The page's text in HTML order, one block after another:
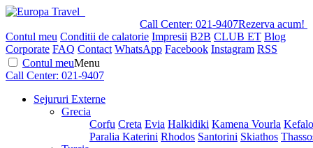
Call Center: 021-9407Rezerva acum!
Contul meu Conditii de calatorie Impresii B2B CLUB ET Blog
Corporate FAQ Contact WhatsApp Facebook Instagram RSS
Contul meuMenu
Call Center: 021-9407
Sejururi Externe
Grecia
Corfu Creta Evia Halkidiki Kamena Vourla
Paralia Katerini Rhodos Santorini Skiathos